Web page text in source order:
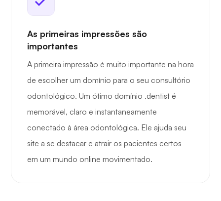
As primeiras impressões são
importantes
A primeira impressão é muito importante na hora
de escolher um domínio para o seu consultório
odontológico. Um ótimo domínio .dentist é
memorável, claro e instantaneamente
conectado à área odontológica. Ele ajuda seu
site a se destacar e atrair os pacientes certos
em um mundo online movimentado.